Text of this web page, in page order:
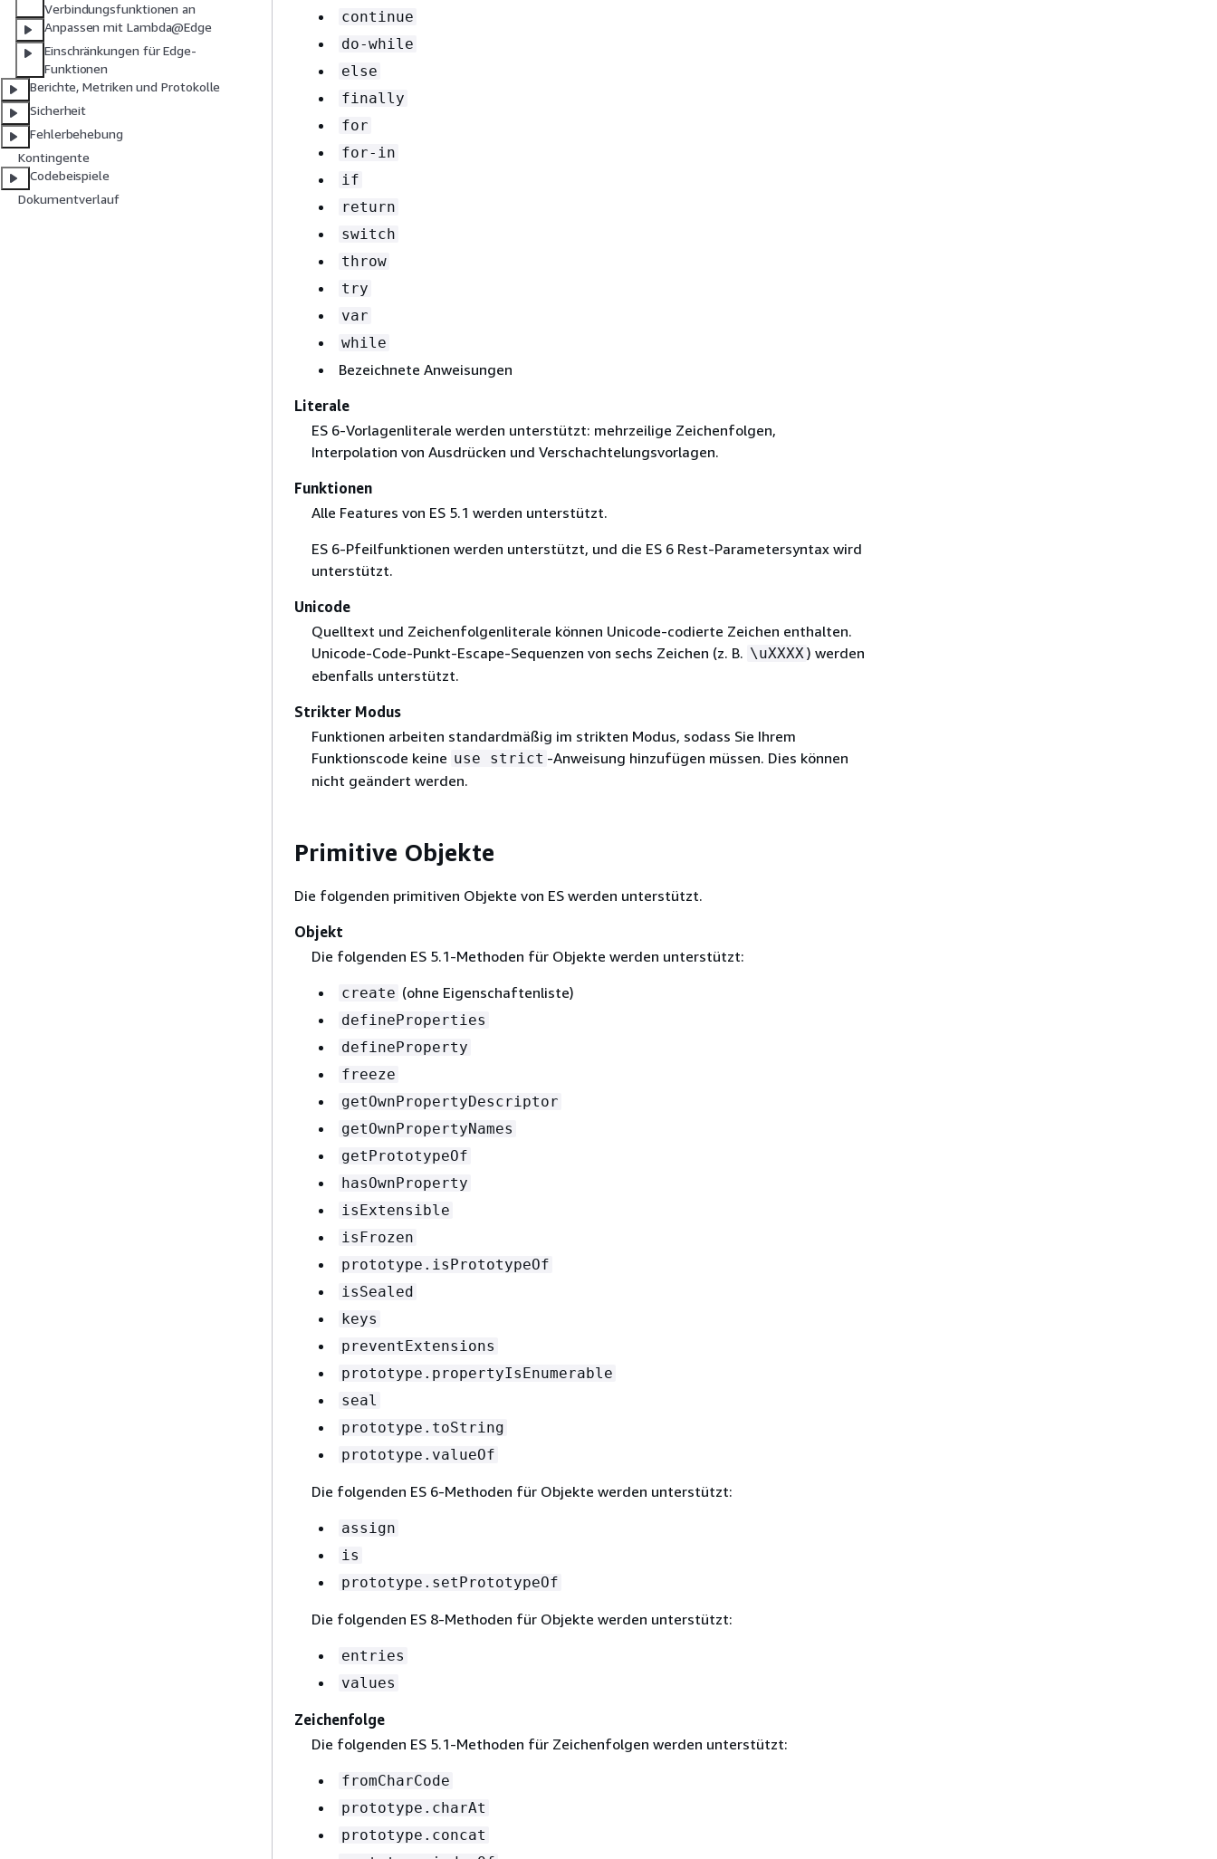
Verbindungsfunktionen an
Anpassen mit Lambda@Edge
Einschränkungen für Edge-
Funktionen
Berichte, Metriken und Protokolle
Sicherheit
Fehlerbehebung
Kontingente
Codebeispiele
Dokumentverlauf
continue
do-while
else
finally
for
for-in
if
return
switch
throw
try
var
while
Bezeichnete Anweisungen
Literale
ES 6-Vorlagenliterale werden unterstützt: mehrzeilige Zeichenfolgen,
Interpolation von Ausdrücken und Verschachtelungsvorlagen.
Funktionen
Alle Features von ES 5.1 werden unterstützt.
ES 6-Pfeilfunktionen werden unterstützt, und die ES 6 Rest-Parametersyntax wird
unterstützt.
Unicode
Quelltext und Zeichenfolgenliterale können Unicode-codierte Zeichen enthalten.
Unicode-Code-Punkt-Escape-Sequenzen von sechs Zeichen (z. B. \uXXXX) werden
ebenfalls unterstützt.
Strikter Modus
Funktionen arbeiten standardmäßig im strikten Modus, sodass Sie Ihrem
Funktionscode keine use strict -Anweisung hinzufügen müssen. Dies können
nicht geändert werden.
Primitive Objekte
Die folgenden primitiven Objekte von ES werden unterstützt.
Objekt
Die folgenden ES 5.1-Methoden für Objekte werden unterstützt:
create (ohne Eigenschaftenliste)
defineProperties
defineProperty
freeze
getOwnPropertyDescriptor
getOwnPropertyNames
getPrototypeOf
hasOwnProperty
isExtensible
isFrozen
prototype.isPrototypeOf
isSealed
keys
preventExtensions
prototype.propertyIsEnumerable
seal
prototype.toString
prototype.valueOf
Die folgenden ES 6-Methoden für Objekte werden unterstützt:
assign
is
prototype.setPrototypeOf
Die folgenden ES 8-Methoden für Objekte werden unterstützt:
entries
values
Zeichenfolge
Die folgenden ES 5.1-Methoden für Zeichenfolgen werden unterstützt:
fromCharCode
prototype.charAt
prototype.concat